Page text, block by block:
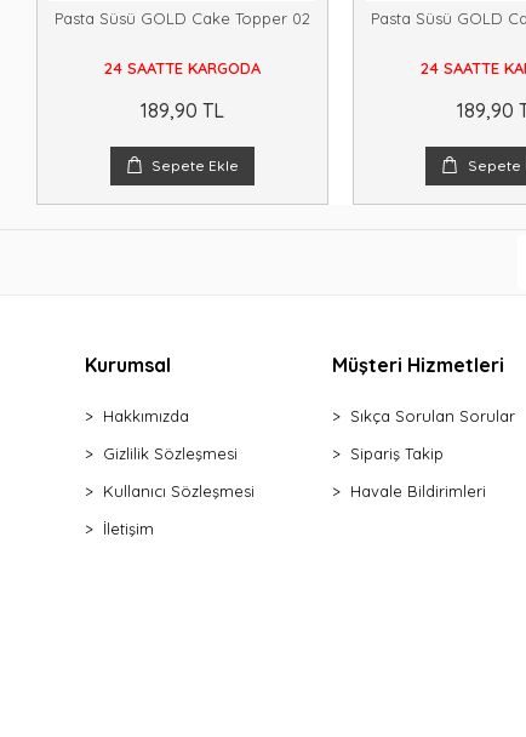
Pasta Süsü GOLD Cake Topper 02
24 SAATTE KARGODA
189,90 TL
Sepete Ekle
Pasta Süsü GOLD
24 SAATTE
189,90
Sepete
Kurumsal
Hakkımızda
Gizlilik Sözleşmesi
Kullanıcı Sözleşmesi
İletişim
Müşteri Hizmetleri
Sıkça Sorulan Sorular
Sipariş Takip
Havale Bildirimleri